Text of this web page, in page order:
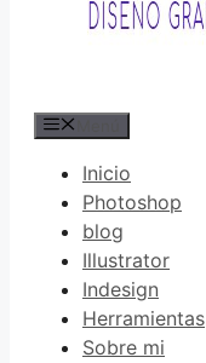
Inicio
Photoshop
blog
Illustrator
Indesign
Herramientas
Sobre mi